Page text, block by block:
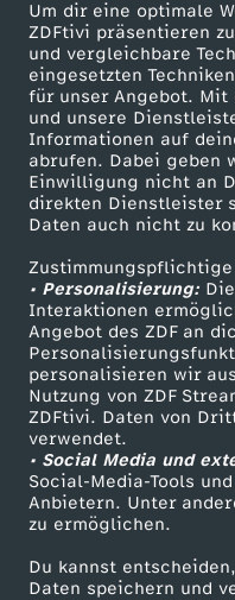
Um dir eine optimale
ZDFtivi präsentieren
und vergleichbare
eingesetzten
für unser Angebot.
und unsere
Informationen auf
abrufen. Dabei geben
Einwilligung nicht an
direkten Dienstleister
Daten auch nicht zu
• Personalisierung:Die
Interaktionen
Angebot des ZDF an
personalisieren wir
Nutzung von ZDF
ZDFtivi. Daten von
verwendet.
• Social Media und
Social-Media-Tools
Anbietern. Unter
zu ermöglichen.
Du kannst
Daten speichern und
l
e
z
u
r
L
e
g
e
n
Mehr ZDF
ZDF-Apps
Smart TV
ZDFtext
Livestreams
Sendungen A-Z
TV-Programm
ZDF Unternehmen
Karriere
ZDF goes Schule